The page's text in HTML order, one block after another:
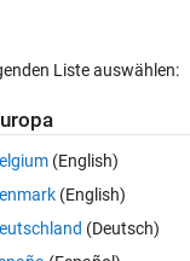
to do before then
doesn't matter).
Liste auswählen:
(English)
(English)
(Deutsch)